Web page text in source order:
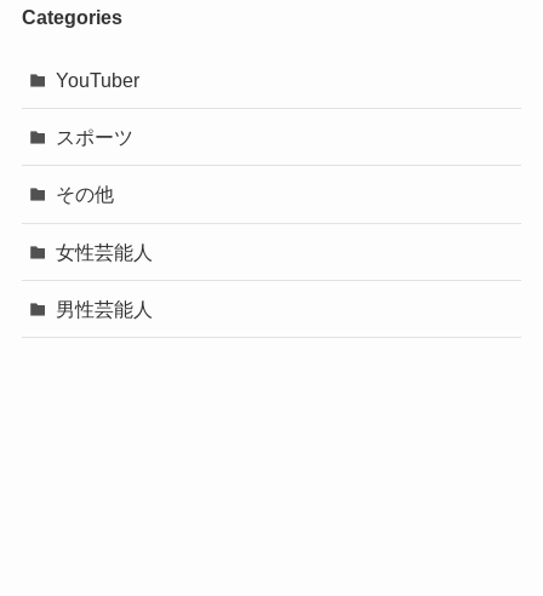
Categories
YouTuber
スポーツ
その他
女性芸能人
男性芸能人